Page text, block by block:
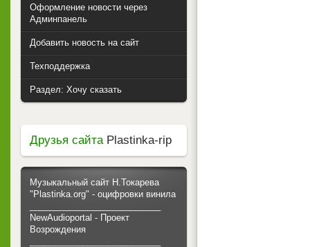
Оформление новости через
Админпанель
Добавить новость на сайт
Техподдержка
Раздел: Хочу сказать
Друзья сайтаPlastinka-rip
Музыкальный сайт Н.Токарева
"Plastinka.org" - оцифровки винила
NewAudioportal - Проект
Возрождения